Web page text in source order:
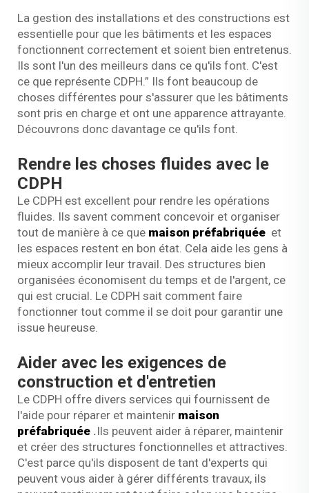
La gestion des installations et des constructions est
essentielle pour que les bâtiments et les espaces
fonctionnent correctement et soient bien entretenus.
Ils sont l'un des meilleurs dans ce qu'ils font. C'est
ce que représente CDPH.” Ils font beaucoup de
choses différentes pour s'assurer que les bâtiments
sont pris en charge et ont une apparence attrayante.
Découvrons donc davantage ce qu'ils font.
Rendre les choses fluides avec le
CDPH
Le CDPH est excellent pour rendre les opérations
fluides. Ils savent comment concevoir et organiser
tout de manière à ce que maison préfabriquée et
les espaces restent en bon état. Cela aide les gens à
mieux accomplir leur travail. Des structures bien
organisées économisent du temps et de l'argent, ce
qui est crucial. Le CDPH sait comment faire
fonctionner tout comme il se doit pour garantir une
issue heureuse.
Aider avec les exigences de
construction et d'entretien
Le CDPH offre divers services qui fournissent de
l'aide pour réparer et maintenir maison
préfabriquée . Ils peuvent aider à réparer, maintenir
et créer des structures fonctionnelles et attractives.
C'est parce qu'ils disposent de tant d'experts qui
peuvent vous aider à gérer différents travaux, ils